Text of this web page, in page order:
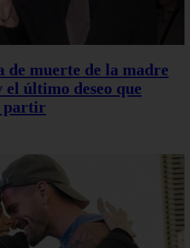
de muerte de la madre
último deseo que
partir